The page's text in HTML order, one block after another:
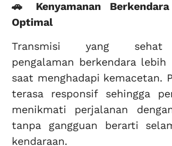
🚗 Kenyamanan
Optimal
Transmisi yang sehat
pengalaman berkendara
saat menghadapi kemacetan.
terasa responsif sehingga
menikmati perjalanan
tanpa gangguan berarti
kendaraan.